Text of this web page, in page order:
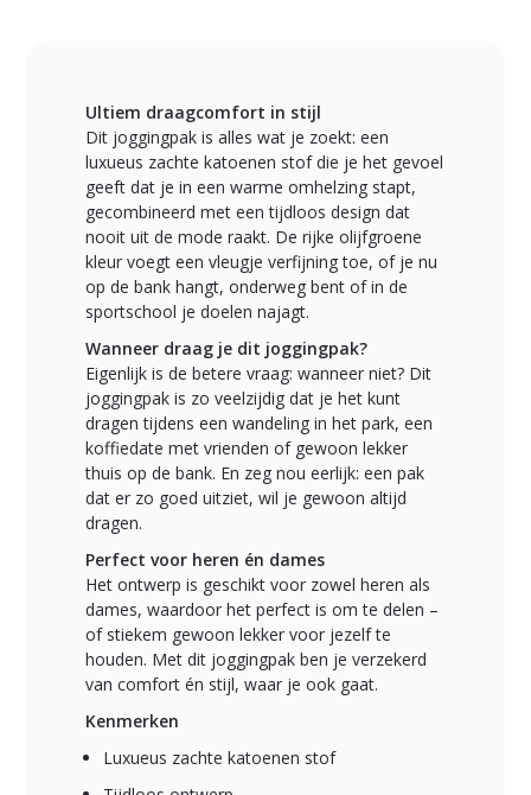
Ultiem draagcomfort in stijl
Dit joggingpak is alles wat je zoekt: een
luxueus zachte katoenen stof die je het gevoel
geeft dat je in een warme omhelzing stapt,
gecombineerd met een tijdloos design dat
nooit uit de mode raakt. De rijke olijfgroene
kleur voegt een vleugje verfijning toe, of je nu
op de bank hangt, onderweg bent of in de
sportschool je doelen najagt.
Wanneer draag je dit joggingpak?
Eigenlijk is de betere vraag: wanneer niet? Dit
joggingpak is zo veelzijdig dat je het kunt
dragen tijdens een wandeling in het park, een
koffiedate met vrienden of gewoon lekker
thuis op de bank. En zeg nou eerlijk: een pak
dat er zo goed uitziet, wil je gewoon altijd
dragen.
Perfect voor heren én dames
Het ontwerp is geschikt voor zowel heren als
dames, waardoor het perfect is om te delen –
of stiekem gewoon lekker voor jezelf te
houden. Met dit joggingpak ben je verzekerd
van comfort én stijl, waar je ook gaat.
Kenmerken
Luxueus zachte katoenen stof